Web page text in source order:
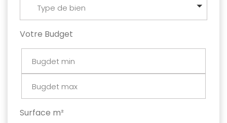
Type de bien
Votre Budget
Surface m²